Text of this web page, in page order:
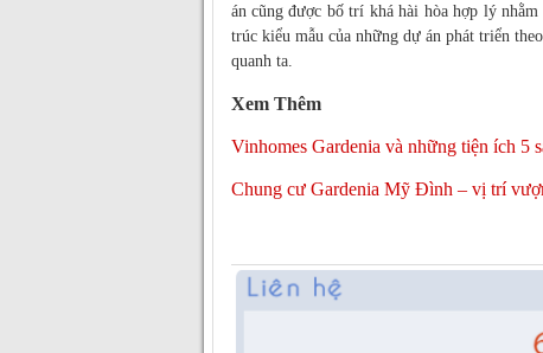
án cũng được bố trí khá hài hòa hợp lý
trúc kiểu mẫu của những dự án phát triển
quanh ta.
Xem Thêm
Vinhomes Gardenia và những tiện ích 5
Chung cư Gardenia Mỹ Đình – vị trí